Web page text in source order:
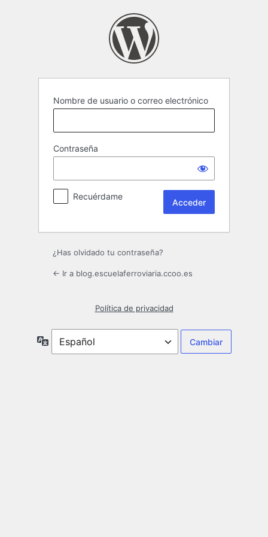
Nombre de usuario o correo electrónico
Contraseña
Recuérdame
¿Has olvidado tu contraseña?
← Ir a blog.escuelaferroviaria.ccoo.es
Política de privacidad
Idioma